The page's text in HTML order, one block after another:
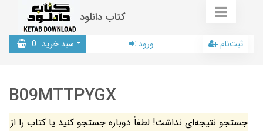
کتاب دانلود
سبد خرید 0 ورود ثبت‌نام
B09MTTPYGX
جستجو نتیجه‌ای نداشت! لطفاً دوباره جستجو کنید یا کتاب را از